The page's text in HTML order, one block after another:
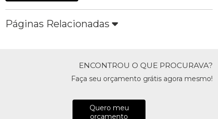
Páginas Relacionadas
ENCONTROU O QUE PROCURAVA?
Faça seu orçamento grátis agora mesmo!
Quero meu
orçamento